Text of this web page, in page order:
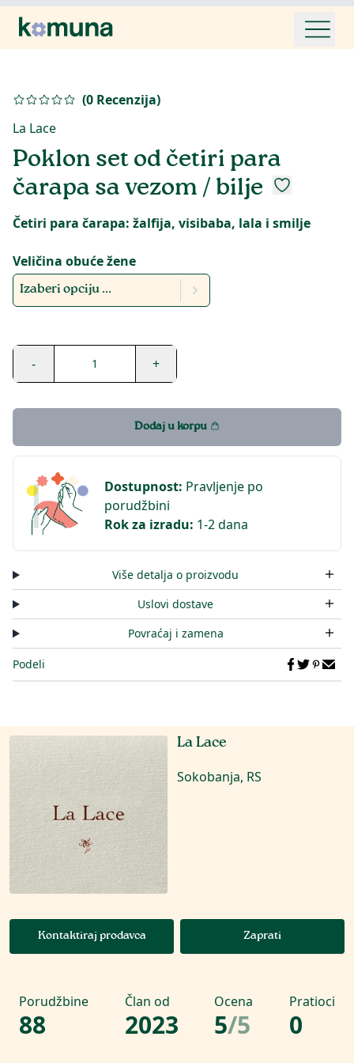
(0 Recenzija)
La Lace
Poklon set od četiri para
čarapa sa vezom / bilje
Četiri para čarapa: žalfija, visibaba, lala i smilje
Veličina obuće žene
Izaberi opciju ...
- 1 +
Dodaj u korpu
Dostupnost: Pravljenje po
porudžbini
Rok za izradu: 1-2 dana
Više detalja o proizvodu
Uslovi dostave
Povraćaj i zamena
Podeli
La Lace
Sokobanja, RS
Kontaktiraj prodavca Zaprati
Porudžbine
88
Član od
2023
Ocena
5/5
Pratioci
0